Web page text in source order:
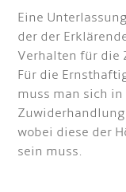
Eine
der der
Verhalten für die
Für die
muss man sich
wobei diese der
sein muss.